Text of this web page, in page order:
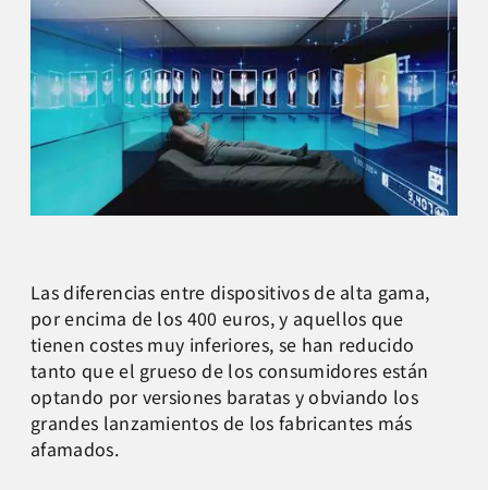
Las diferencias entre dispositivos de alta gama,
por encima de los 400 euros, y aquellos que
tienen costes muy inferiores, se han reducido
tanto que el grueso de los consumidores están
optando por versiones baratas y obviando los
grandes lanzamientos de los fabricantes más
afamados.